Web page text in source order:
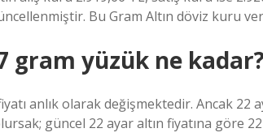
Bu Gram Altın döviz kuru
gram yüzük ne
anlık olarak değişmektedir. Ancak
güncel 22 ayar altın fiyatına göre 22